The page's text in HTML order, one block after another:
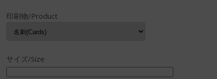
印刷物/Product
サイズ/Size